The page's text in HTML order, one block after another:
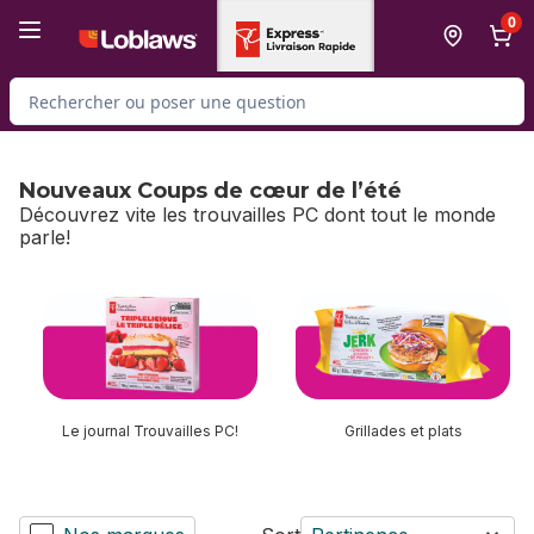
0
Rechercher des produits
Nouveaux Coups de cœur de l’été
Découvrez vite les trouvailles PC dont tout le monde
parle!
Le journal Trouvailles PC! Grillades et plats